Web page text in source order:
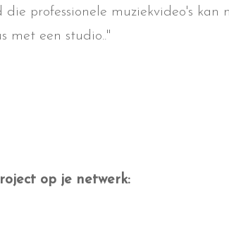
professionele muziekvideo's kan
met een studio.."
op je netwerk: